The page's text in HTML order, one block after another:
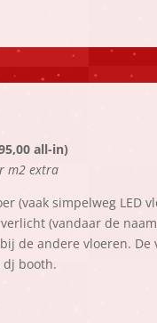
all-in)
m2 extra
(vaak simpelweg
(vandaar de
de andere vloeren.
dj booth.